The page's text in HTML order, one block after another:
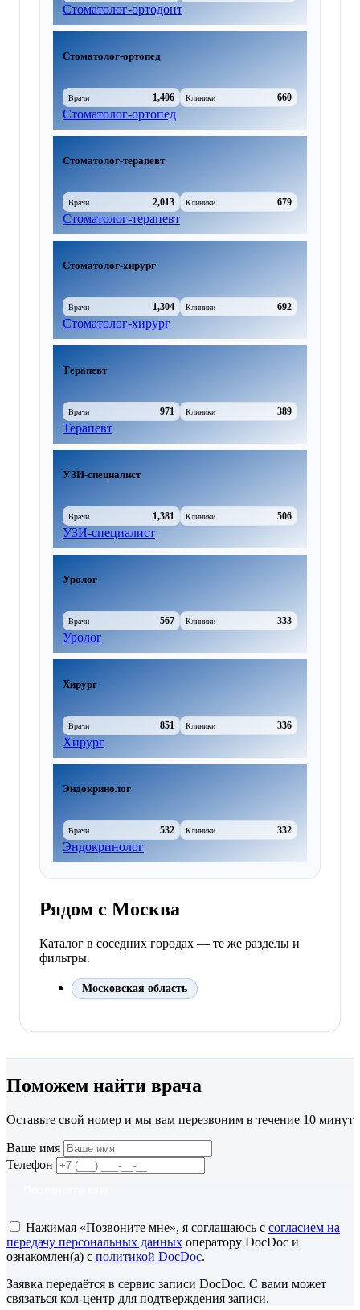
Стоматолог-ортодонт
Стоматолог-ортопед
Врачи 1,406 Клиники 660
Стоматолог-ортопед
Стоматолог-терапевт
Врачи 2,013 Клиники 679
Стоматолог-терапевт
Стоматолог-хирург
Врачи 1,304 Клиники 692
Стоматолог-хирург
Терапевт
Врачи 971 Клиники 389
Терапевт
УЗИ-специалист
Врачи 1,381 Клиники 506
УЗИ-специалист
Уролог
Врачи 567 Клиники 333
Уролог
Хирург
Врачи 851 Клиники 336
Хирург
Эндокринолог
Врачи 532 Клиники 332
Эндокринолог
Рядом с Москва
Каталог в соседних городах — те же разделы и
фильтры.
Московская область
Поможем найти врача
Оставьте свой номер и мы вам перезвоним в течение 10 минут
Ваше имя
Телефон
Нажимая «Позвоните мне», я соглашаюсь с согласием на
передачу персональных данных оператору DocDoc и
ознакомлен(а) с политикой DocDoc.
Заявка передаётся в сервис записи DocDoc. С вами может
связаться кол-центр для подтверждения записи.